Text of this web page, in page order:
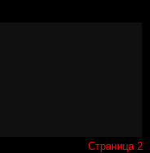
Страница 2